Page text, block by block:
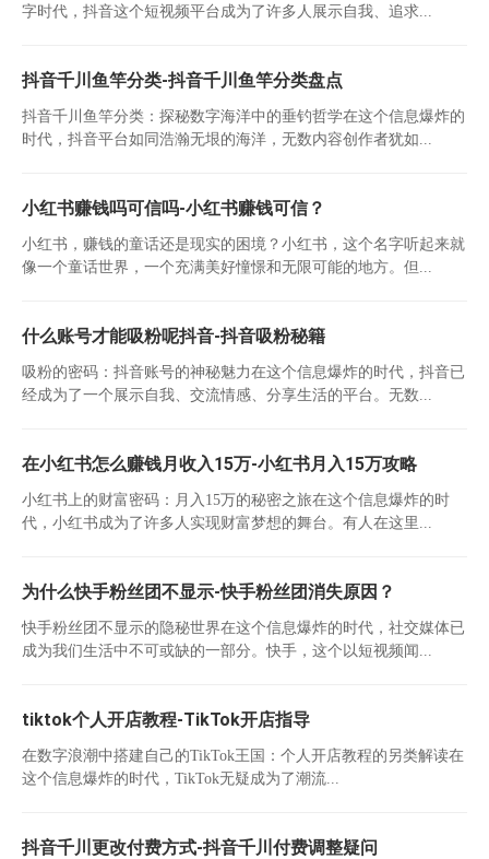
字时代，抖音这个短视频平台成为了许多人展示自我、追求...
抖音千川鱼竿分类-抖音千川鱼竿分类盘点
抖音千川鱼竿分类：探秘数字海洋中的垂钓哲学在这个信息爆炸的
时代，抖音平台如同浩瀚无垠的海洋，无数内容创作者犹如...
小红书赚钱吗可信吗-小红书赚钱可信？
小红书，赚钱的童话还是现实的困境？小红书，这个名字听起来就
像一个童话世界，一个充满美好憧憬和无限可能的地方。但...
什么账号才能吸粉呢抖音-抖音吸粉秘籍
吸粉的密码：抖音账号的神秘魅力在这个信息爆炸的时代，抖音已
经成为了一个展示自我、交流情感、分享生活的平台。无数...
在小红书怎么赚钱月收入15万-小红书月入15万攻略
小红书上的财富密码：月入15万的秘密之旅在这个信息爆炸的时
代，小红书成为了许多人实现财富梦想的舞台。有人在这里...
为什么快手粉丝团不显示-快手粉丝团消失原因？
快手粉丝团不显示的隐秘世界在这个信息爆炸的时代，社交媒体已
成为我们生活中不可或缺的一部分。快手，这个以短视频闻...
tiktok个人开店教程-TikTok开店指导
在数字浪潮中搭建自己的TikTok王国：个人开店教程的另类解读在
这个信息爆炸的时代，TikTok无疑成为了潮流...
抖音千川更改付费方式-抖音千川付费调整疑问